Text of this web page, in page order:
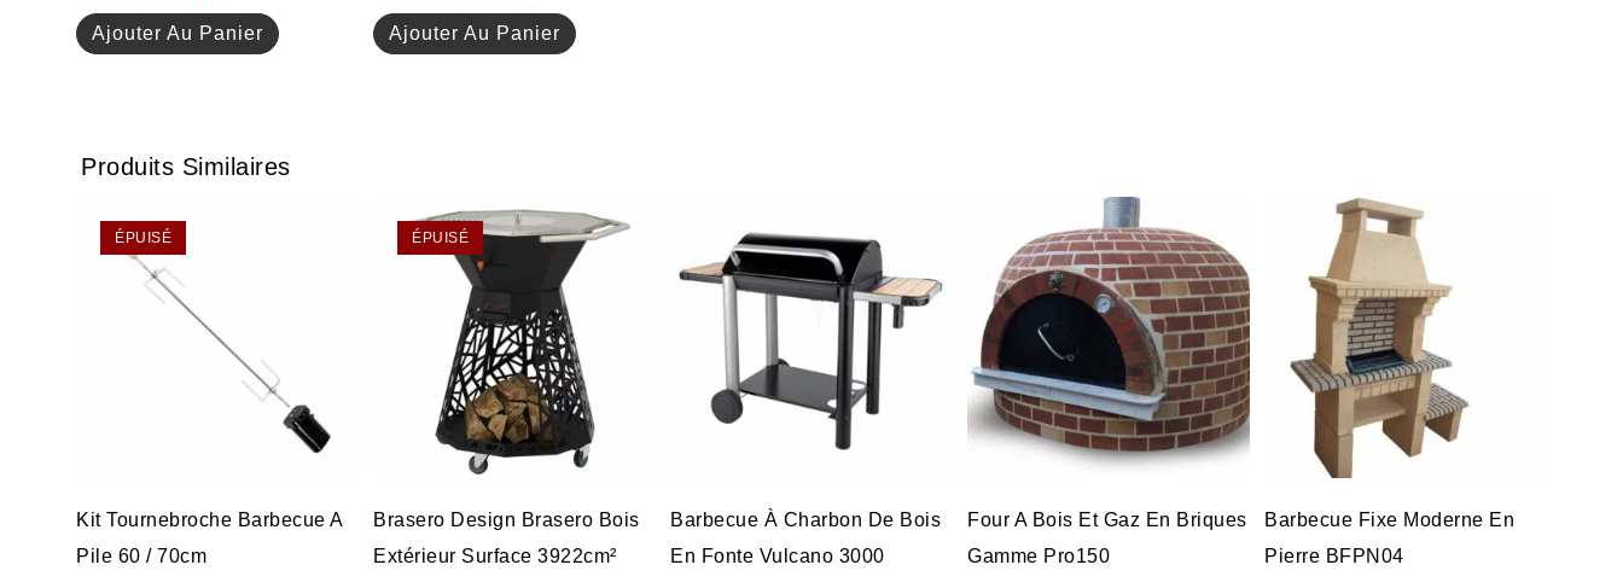
Ajouter Au Panier Ajouter Au Panier
Produits Similaires
ÉPUISÉ
Kit Tournebroche Barbecue A
Pile 60 / 70cm
ÉPUISÉ
Brasero Design Brasero Bois
Extérieur Surface 3922cm²
Barbecue À Charbon De Bois
En Fonte Vulcano 3000
Four A Bois Et Gaz En Briques
Gamme Pro150
Barbecue Fixe Moderne En
Pierre BFPN04